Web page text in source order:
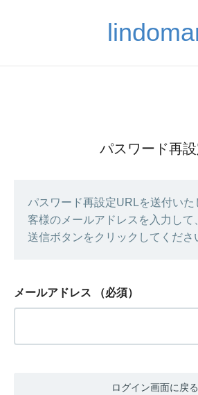
パスワード再
パスワード再設定URLを送付いた
客様のメールアドレスを入力して
送信ボタンをクリックしてくださ
メールアドレス （必須）
ログイン画面に戻る